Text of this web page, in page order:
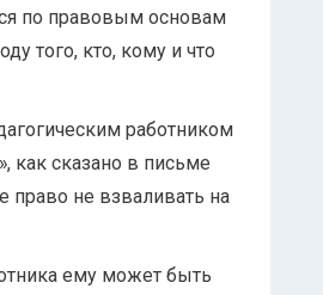
по правовым основам
того, кто, кому и что
работником
как сказано в письме
право не взваливать на
ему может быть